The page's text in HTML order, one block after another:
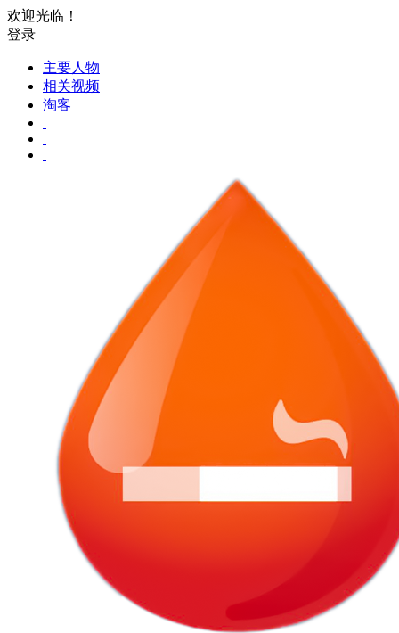
欢迎光临！
登录
主要人物
相关视频
淘客